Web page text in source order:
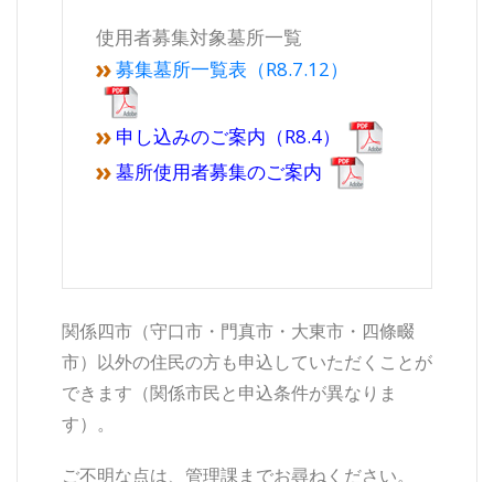
使用者募集対象墓所一覧
募集墓所一覧表（R8.7.12）
申し込みのご案内（R8.4）
墓所使用者募集のご案内
関係四市（守口市・門真市・大東市・四條畷
市）以外の住民の方も申込していただくことが
できます（関係市民と申込条件が異なりま
す）。
ご不明な点は、管理課までお尋ねください。